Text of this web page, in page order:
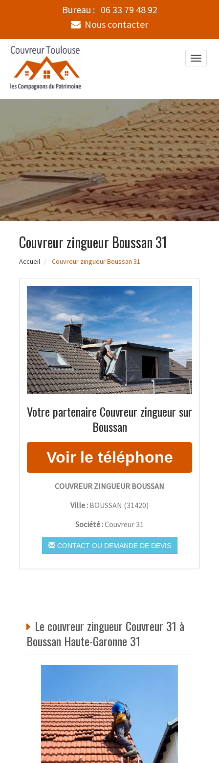
Bureau : 06 33 79 48 92
Nous contacter
Toggle
Couvreur zingueur Boussan 31
Accueil Couvreur zingueur Boussan 31
Votre partenaire Couvreur zingueur sur
Boussan
COUVREUR ZINGUEUR BOUSSAN
Ville : BOUSSAN (31420)
Société :Couvreur 31
CONTACT OU DEMANDE DE DEVIS
Le couvreur zingueur Couvreur 31 à
Boussan Haute-Garonne 31